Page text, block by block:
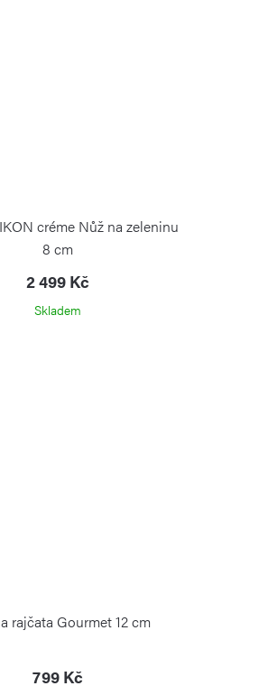
créme Nůž na zeleninu
8 cm
2 499 Kč
Skladem
rajčata Gourmet 12 cm
799 Kč